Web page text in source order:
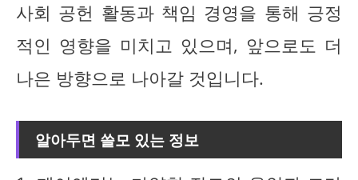
사회 공헌 활동과 책임 경영을 통해 긍정
적인 영향을 미치고 있으며, 앞으로도 더
나은 방향으로 나아갈 것입니다.
알아두면 쓸모 있는 정보